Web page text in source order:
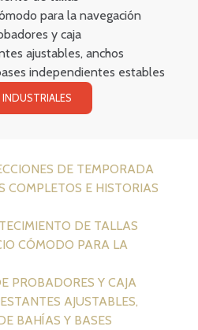
para la navegación
y caja
ajustables, anchos
independientes estables
DE TEMPORADA
COMPLETOS E HISTORIAS
DE TALLAS
CÓMODO PARA LA
PROBADORES Y CAJA
AJUSTABLES,
BAHÍAS Y BASES